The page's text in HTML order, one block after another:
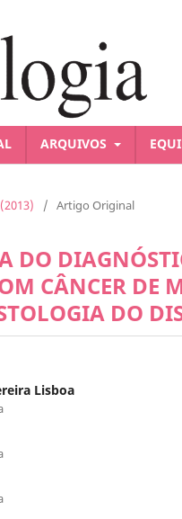
ARQUIVOS
/ Artigo Original
DO
CÂNCER
DO
Lisboa